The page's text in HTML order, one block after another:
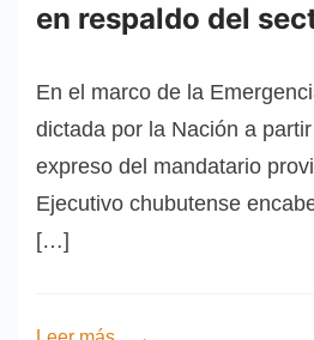
en respaldo del
En el marco de la
dictada por la Nación a
expreso del mandatario
Ejecutivo chubutense
[…]